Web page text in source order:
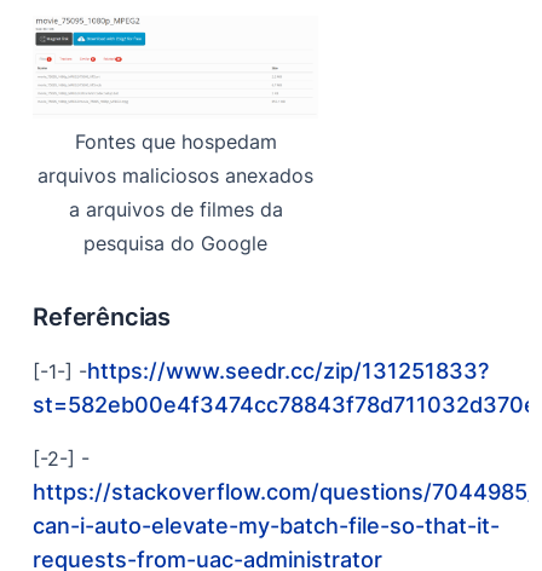
Fontes que hospedam
arquivos maliciosos anexados
a arquivos de filmes da
pesquisa do Google
Referências
[-1-] -https://www.seedr.cc/zip/131251833?
[-2-] -
https://stackoverflow.com/questions/7044985/
can-i-auto-elevate-my-batch-file-so-that-it-
requests-from-uac-administrator